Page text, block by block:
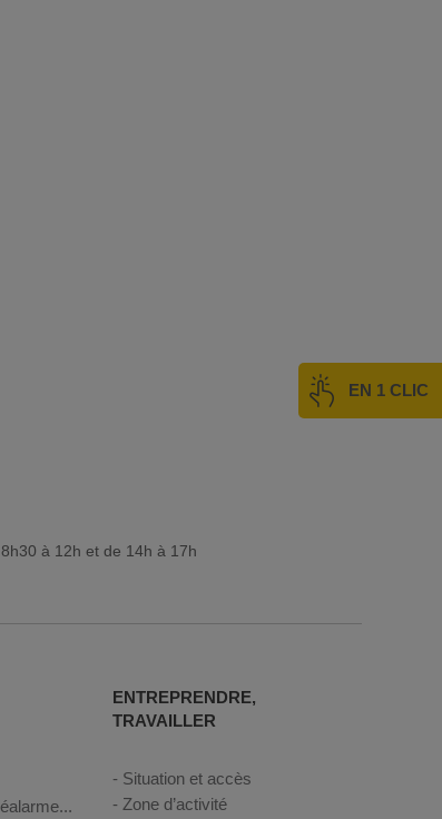
EN 1 CLIC
à 12h et de 14h à 17h
ENTREPRENDRE,
TRAVAILLER
Situation et accès
Zone d’activité